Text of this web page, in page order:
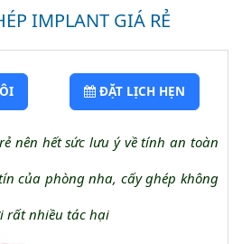
IMPLANT GIÁ RẺ
ĐẶT LỊCH HẸN
nên hết sức lưu ý về tính an toàn
của phòng nha, cấy ghép không
rất nhiều tác hại